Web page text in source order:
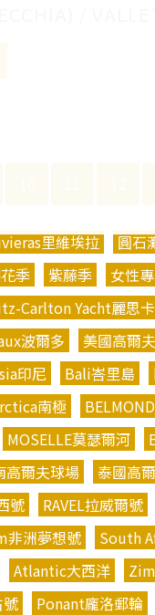
里維埃拉 圓石
季 紫藤季 女性
Carlton Yacht麗思
波爾多 美國高爾
印尼 Bali峇里島
南極 BELMOND
MOSELLE莫瑟爾河
高爾夫球場 泰國高
號 RAVEL拉威爾號
非洲夢想號 South
Atlantic大西洋
Ponant龐洛郵輪